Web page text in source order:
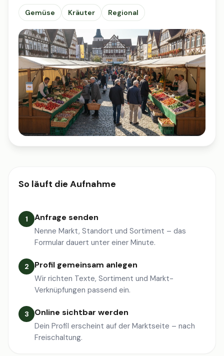
Gemüse Kräuter Regional
So läuft die Aufnahme
1 Anfrage senden
Nenne Markt, Standort und Sortiment – das
Formular dauert unter einer Minute.
2 Profil gemeinsam anlegen
Wir richten Texte, Sortiment und Markt-
Verknüpfungen passend ein.
3 Online sichtbar werden
Dein Profil erscheint auf der Marktseite – nach
Freischaltung.